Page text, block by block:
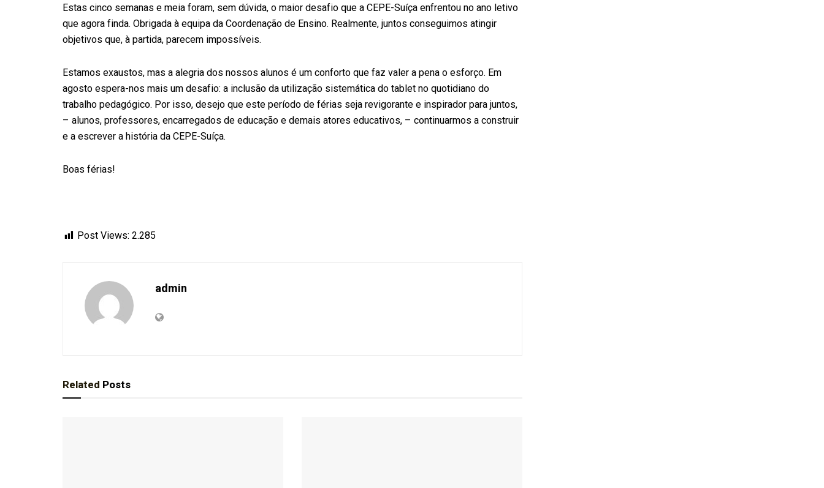
Estas cinco semanas e meia foram, sem dúvida, o maior desafio que a CEPE-Suíça enfrentou no ano letivo
que agora finda. Obrigada à equipa da Coordenação de Ensino. Realmente, juntos conseguimos atingir
objetivos que, à partida, parecem impossíveis.
Estamos exaustos, mas a alegria dos nossos alunos é um conforto que faz valer a pena o esforço. Em
agosto espera-nos mais um desafio: a inclusão da utilização sistemática do tablet no quotidiano do
trabalho pedagógico. Por isso, desejo que este período de férias seja revigorante e inspirador para juntos,
– alunos, professores, encarregados de educação e demais atores educativos, – continuarmos a construir
e a escrever a história da CEPE-Suíça.
Boas férias!
Post Views: 2.285
admin
Related Posts